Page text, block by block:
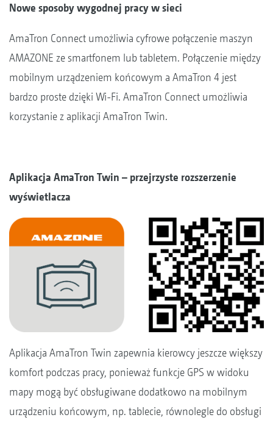
Nowe sposoby wygodnej pracy w sieci
AmaTron Connect umożliwia cyfrowe połączenie maszyn
AMAZONE ze smartfonem lub tabletem. Połączenie między
mobilnym urządzeniem końcowym a AmaTron 4 jest
bardzo proste dzięki Wi-Fi. AmaTron Connect umożliwia
korzystanie z aplikacji AmaTron Twin.
Aplikacja AmaTron Twin – przejrzyste rozszerzenie
wyświetlacza
Aplikacja AmaTron Twin zapewnia kierowcy jeszcze większy
komfort podczas pracy, ponieważ funkcje GPS w widoku
mapy mogą być obsługiwane dodatkowo na mobilnym
urządzeniu końcowym, np. tablecie, równolegle do obsługi